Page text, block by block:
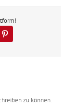
Pinterest
zu können.